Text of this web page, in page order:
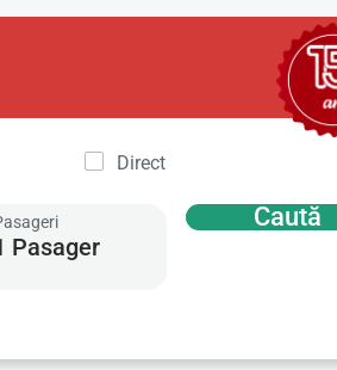
Direct
Pasager
Caută